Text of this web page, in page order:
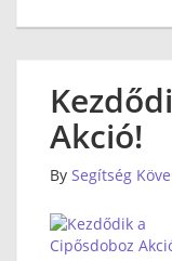
Akció!
By Segítség